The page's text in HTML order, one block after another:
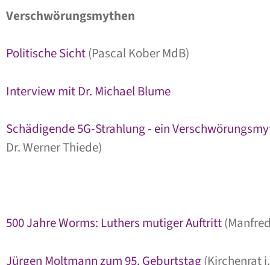
Verschwörungsmythen
Politische Sicht(Pascal Kober MdB)
Interview mit Dr. Michael Blume
Schädigende 5G-Strahlung - ein
Dr. Werner Thiede)
500 Jahre Worms: Luthers mutiger Auftritt
Jürgen Moltmann zum 95. Geburtstag(Kirchenrat